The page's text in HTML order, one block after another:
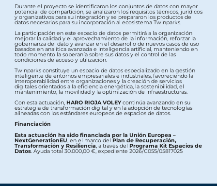
Durante el proyecto se identificaron los conjuntos de datos con mayor
potencial de compartición, se analizaron los requisitos técnicos, jurídicos
y organizativos para su integración y se prepararon los productos de
datos necesarios para su incorporación al ecosistema Twinparks.
La participación en este espacio de datos permitirá a la organización
mejorar la calidad y el aprovechamiento de la información, reforzar la
gobernanza del dato y avanzar en el desarrollo de nuevos casos de uso
basados en analítica avanzada e inteligencia artificial, manteniendo en
todo momento la soberanía sobre sus datos y el control de las
condiciones de acceso y utilización.
Twinparks constituye un espacio de datos especializado en la gestión
inteligente de entornos empresariales e industriales, favoreciendo la
interoperabilidad entre organizaciones y la creación de servicios
digitales orientados a la eficiencia energética, la sostenibilidad, el
mantenimiento, la movilidad y la optimización de infraestructuras.
Con esta actuación, HARO RIOJA VOLEYcontinúa avanzando en su
estrategia de transformación digital y en la adopción de tecnologías
alineadas con los estándares europeos de espacios de datos.
Financiación
Esta actuación ha sido financiada por la Unión Europea –
NextGenerationEU , en el marco delPlan de Recuperación,
Transformación y Resiliencia , a través del Programa Kit Espacios de
Datos . Ayuda total 30.000,00 €, expediente 2026/C055/05817025